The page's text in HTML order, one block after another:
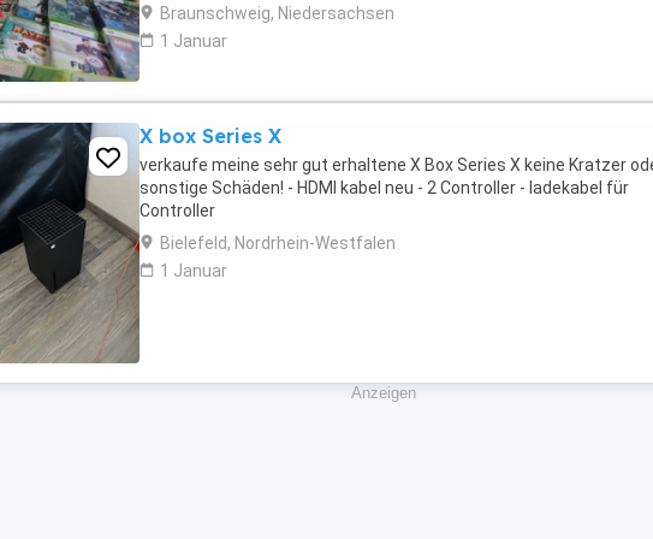
Braunschweig, Niedersachsen
1 Januar
X box Series X
verkaufe meine sehr gut erhaltene X Box Series X keine Kratzer
sonstige Schäden! - HDMI kabel neu - 2 Controller - ladekabel für
Controller
Bielefeld, Nordrhein-Westfalen
1 Januar
Anzeigen